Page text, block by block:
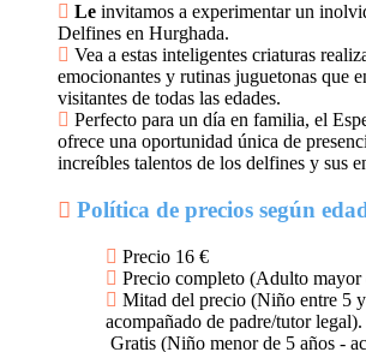
Le invitamos a experimentar un
Delfines en Hurghada.
Vea a estas inteligentes criaturas
emocionantes y rutinas juguetonas que
visitantes de todas las edades.
Perfecto para un día en familia, el
ofrece una oportunidad única de
increíbles talentos de los delfines y sus
Política de precios según
Precio 16 €
Precio completo (Adulto mayor
Mitad del precio (Niño entre 5
acompañado de padre/tutor legal).
Gratis (Niño menor de 5 años -